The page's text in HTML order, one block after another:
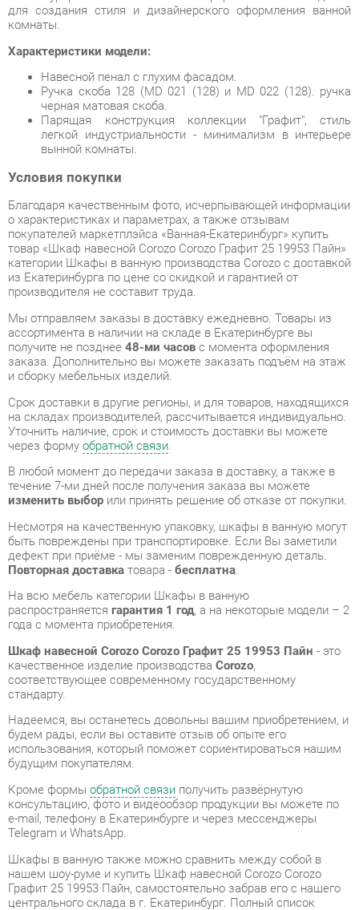
Ручка скоба 128 (MD 021 (128) и MD 022 (128). ручка
черная матовая скоба.
легкой индустриальности - минимализм в интерьере
вынной комнаты.
Условия покупки
Благодаря качественным фото, исчерпывающей информации
о характеристиках и параметрах, а также отзывам
покупателей маркетплэйса «Ванная-Екатеринбург» купить
категории Шкафы в ванную производства Corozo с доставкой
производителя не составит труда.
Мы отправляем заказы в доставку ежедневно. Товары из
ассортимента в наличии на складе в Екатеринбурге вы
получите не позднее 48-ми часовс момента оформления
заказа. Дополнительно вы можете заказать подъём на этаж
и сборку мебельных изделий.
Срок доставки в другие регионы, и для товаров, находящихся
на складах производителей, рассчитывается индивидуально.
Уточнить наличие, срок и стоимость доставки вы можете
через форму обратной связи
В любой момент до передачи заказа в доставку, а также в
изменить выборили принять решение об отказе от покупки.
Несмотря на качественную упаковку, шкафы в ванную могут
быть повреждены при транспортировке. Если Вы заметили
Повторная доставка товара -бесплатна .
На всю мебель категории Шкафы в ванную
года с момента приобретения.
Шкаф навесной Corozo Corozo Графит 25 19953 Пайн- это
качественное изделие производстваCorozo
соответствующее современному государственному
стандарту.
Надеемся, вы останетесь довольны вашим приобретением, и
будем рады, если вы оставите отзыв об опыте его
использования, который поможет сориентироваться нашим
будущим покупателям.
Кроме формыобратной связи получить развёрнутую
консультацию, фото и видеообзор продукции вы можете по
e-mail, телефону в Екатеринбурге и через мессенджеры
Telegram и WhatsApp.
Шкафы в ванную также можно сравнить между собой в
нашем шоу-руме и купить Шкаф навесной Corozo Corozo
центрального склада в г. Екатеринбург. Полный список
адресов и магазинов смотрите на страницеконтактов.
Материал Лдсп
Цвет
Пайн
Ширина, мм
250